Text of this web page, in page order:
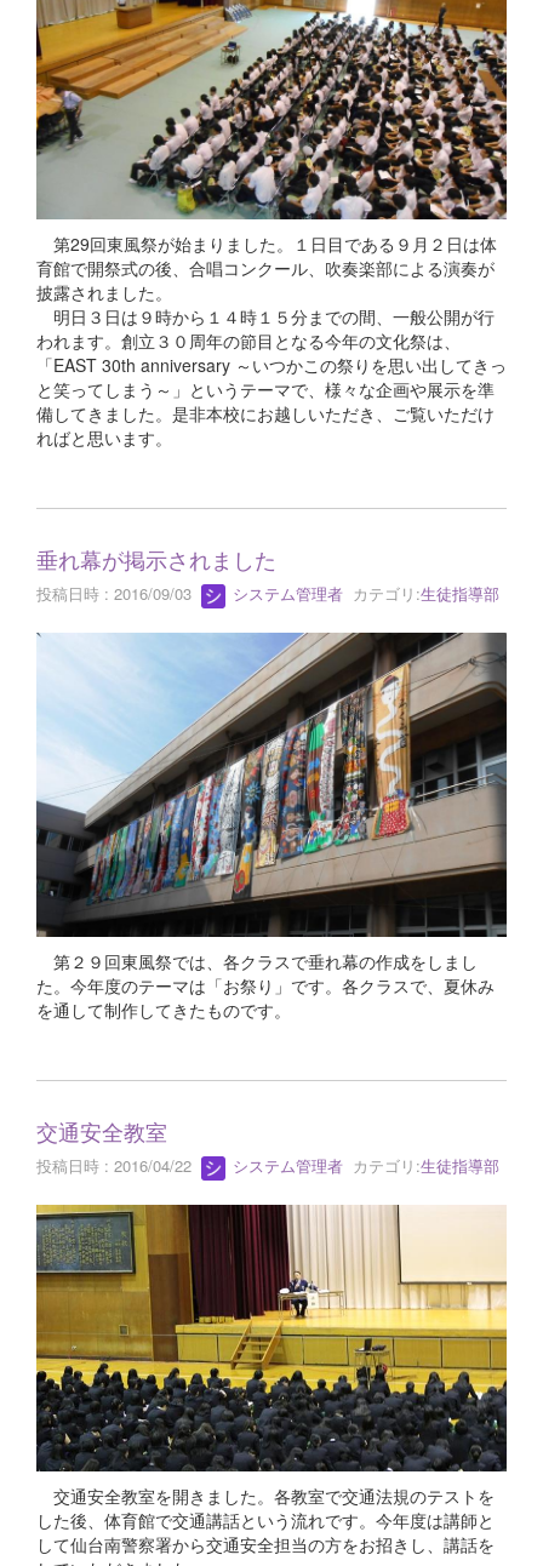
第29回東風祭が始まりました。１日目である９月２日は体
育館で開祭式の後、合唱コンクール、吹奏楽部による演奏が
披露されました。
明日３日は９時から１４時１５分までの間、一般公開が行
われます。創立３０周年の節目となる今年の文化祭は、
「EAST 30th anniversary ～いつかこの祭りを思い出してきっ
と笑ってしまう～」というテーマで、様々な企画や展示を準
備してきました。是非本校にお越しいただき、ご覧いただけ
ればと思います。
垂れ幕が掲示されました
投稿日時 : 2016/09/03 システム管理者 カテゴリ:生徒指導部
第２９回東風祭では、各クラスで垂れ幕の作成をしまし
た。今年度のテーマは「お祭り」です。各クラスで、夏休み
を通して制作してきたものです。
交通安全教室
投稿日時 : 2016/04/22 システム管理者 カテゴリ:生徒指導部
交通安全教室を開きました。各教室で交通法規のテストを
した後、体育館で交通講話という流れです。今年度は講師と
して仙台南警察署から交通安全担当の方をお招きし、講話を